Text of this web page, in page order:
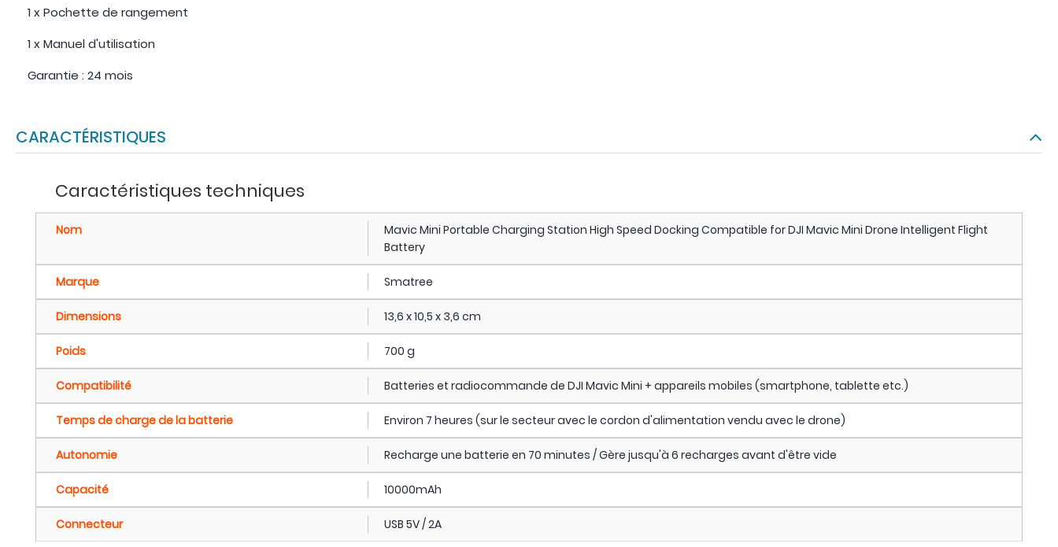
1 x Pochette de rangement
1 x Manuel d'utilisation
Garantie : 24 mois
CARACTÉRISTIQUES
Caractéristiques techniques
Nom
Mavic Mini Portable Charging Station High Speed Docking Compatible for DJI Mavic Mini Drone Intelligent Flight
Battery
Marque Smatree
Dimensions 13,6 x 10,5 x 3,6 cm
Poids 700 g
Compatibilité Batteries et radiocommande de DJI Mavic Mini + appareils mobiles (smartphone, tablette etc.)
Temps de charge de la batterie Environ 7 heures (sur le secteur avec le cordon d'alimentation vendu avec le drone)
Autonomie Recharge une batterie en 70 minutes / Gère jusqu'à 6 recharges avant d'être vide
Capacité 10000mAh
Connecteur USB 5V / 2A